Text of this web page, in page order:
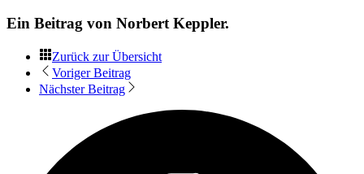
Ein Beitrag von Norbert Keppler.
Zurück zur Übersicht
Voriger Beitrag
Nächster Beitrag